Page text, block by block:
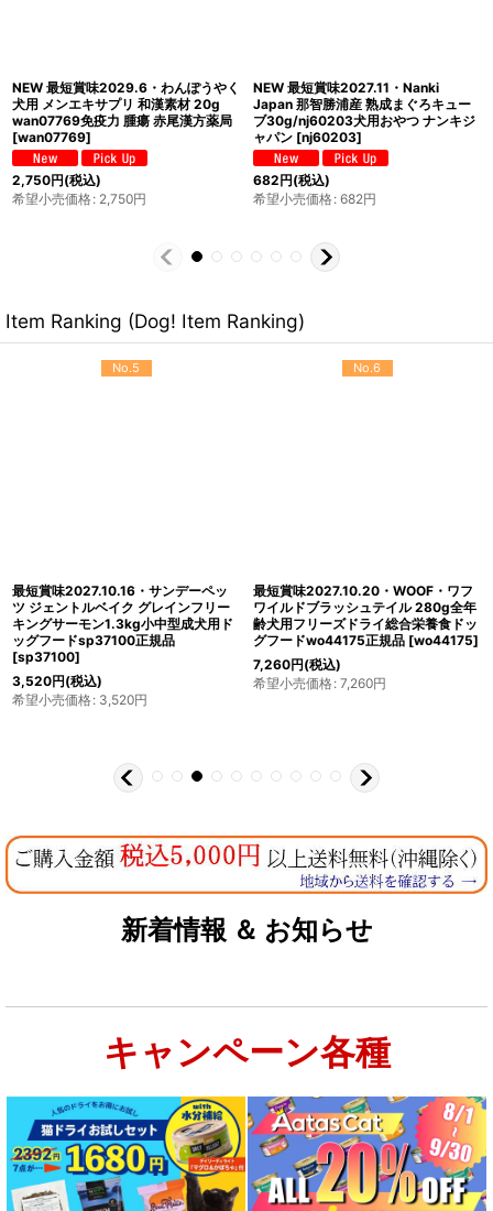
NEW 最短賞味2029.6・わんぽうやく
犬用 パクパクサプリ 和漢素材 20g
wan07677食欲がない 食べムラ アレ
ルギーケア赤尾漢方薬局
2,750円(税込)
希望小売価格: 2,750円
最短賞味2027.6・アイファクトリー
おやつ職人さん 合鴨のささみ 50g犬
猫用おやつ 国内加工 無添加ai01037
[ai01037]
1,100円
(税込)
希望小売価格
Item Ranking (Dog! Item Ranking)
No.5
最短賞味2027.10.16・サンデーペッ
ツ ジェントルベイク グレインフリー
キングサーモン1.3kg小中型成犬用ド
ッグフードsp37100正規品
[sp37100]
3,520円(税込)
希望小売価格: 3,520円
No.6
最短賞味2027.10.20・WOOF・ワフ
ワイルドブラッシュテイル 280g全年
齢犬用フリーズドライ総合栄養食ドッ
グフードwo44175正規品 [wo44175]
7,260円(税込)
希望小売価格: 7,260円
新着情報 ＆ お知らせ
キャンペーン各種